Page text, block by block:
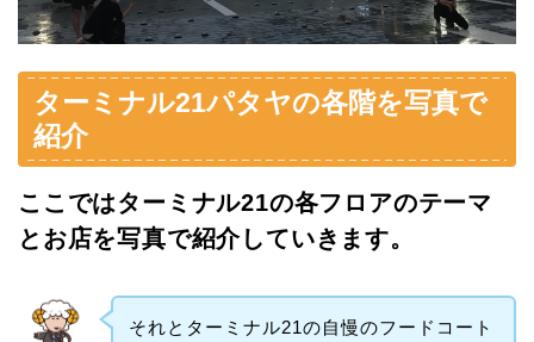
ターミナル21パタヤの各階を写真で
紹介
ここではターミナル21の各フロアのテーマ
とお店を写真で紹介していきます。
それとターミナル21の自慢のフードコート